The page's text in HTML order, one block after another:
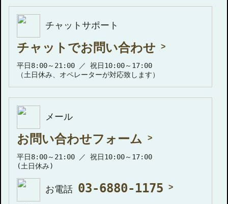
チャットサポート
チャットでお問い合わせ
平日8:00～21:00 ／ 祝日10:00～17:00
（土日休み、オペレーターが対応致します）
メール
お問い合わせフォーム
平日8:00～21:00 ／ 祝日10:00～17:00
(土日休み)
お電話 03-6880-1175